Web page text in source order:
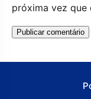
próxima vez que